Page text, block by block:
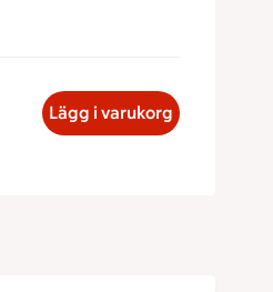
eller ange ett värde
Lägg i varukorg